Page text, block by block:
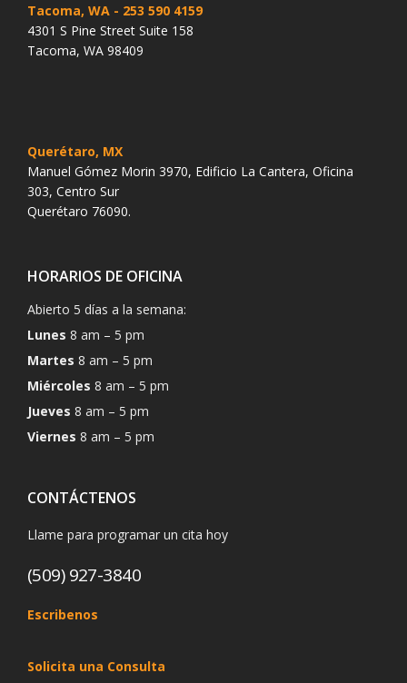
Tacoma, WA - 253 590 4159
4301 S Pine Street Suite 158
Tacoma, WA 98409
Querétaro, MX
Manuel Gómez Morin 3970, Edificio La Cantera, Oficina
303, Centro Sur
Querétaro 76090.
HORARIOS DE OFICINA
Abierto 5 días a la semana:
Lunes 8 am – 5 pm
Martes 8 am – 5 pm
Miércoles 8 am – 5 pm
Jueves 8 am – 5 pm
Viernes 8 am – 5 pm
CONTÁCTENOS
Llame para programar un cita hoy
(509) 927-3840
Escribenos
Solicita una Consulta